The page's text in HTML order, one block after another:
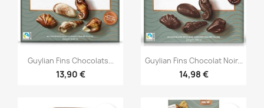
Vista rápida
Guylian Fins Chocolats...
13,90 €
Vista rápida
Guylian Fins Chocolat Noir...
14,98 €